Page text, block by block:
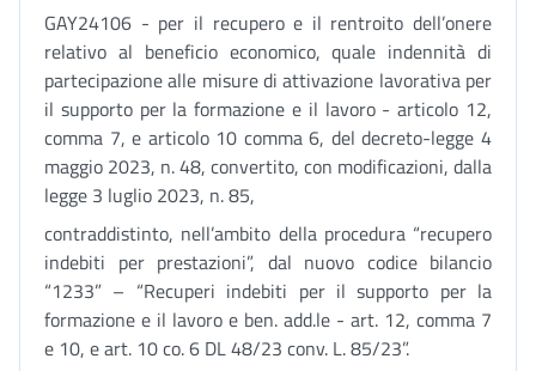
GAY24106 - per il recupero e il rentroito dell’onere
relativo al beneficio economico, quale indennità di
partecipazione alle misure di attivazione lavorativa per
il supporto per la formazione e il lavoro - articolo 12,
comma 7, e articolo 10 comma 6, del decreto-legge 4
maggio 2023, n. 48, convertito, con modificazioni, dalla
legge 3 luglio 2023, n. 85,
contraddistinto, nell’ambito della procedura “recupero
indebiti per prestazioni”, dal nuovo codice bilancio
“1233” – “Recuperi indebiti per il supporto per la
formazione e il lavoro e ben. add.le - art. 12, comma 7
e 10, e art. 10 co. 6 DL 48/23 conv. L. 85/23”.